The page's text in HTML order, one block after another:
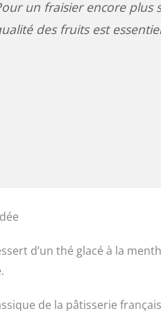
un fraisier encore plus
des fruits est
d’un thé glacé à la
de la pâtisserie